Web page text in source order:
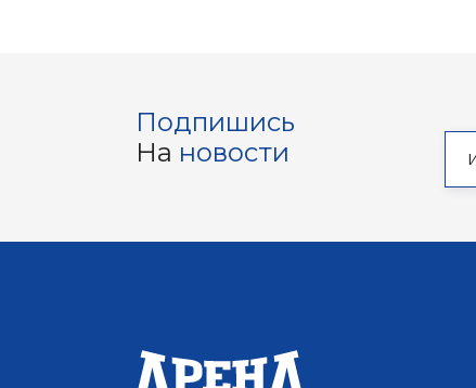
Подпишись
На новости